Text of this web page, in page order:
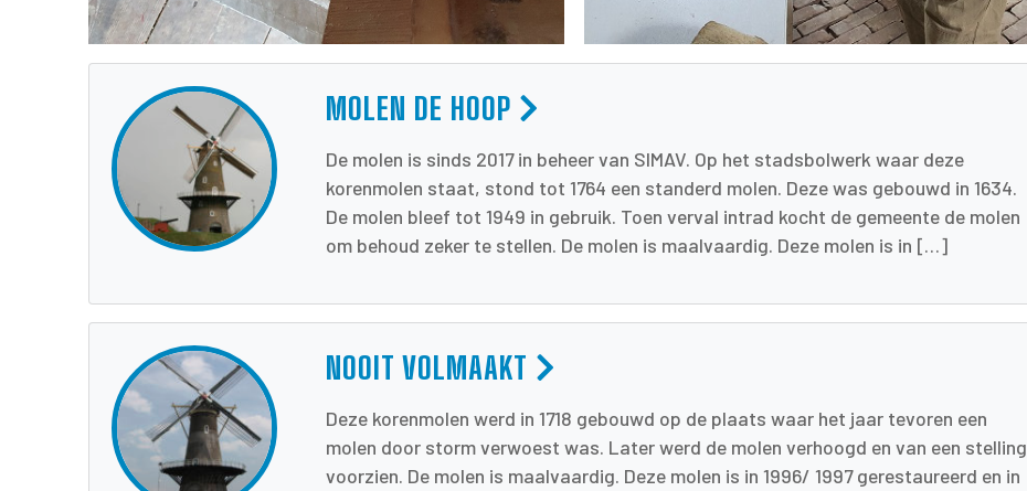
MOLEN DE HOOP
De molen is sinds 2017 in beheer van SIMAV. Op het stadsbolwerk waar deze
korenmolen staat, stond tot 1764 een standerd molen. Deze was gebouwd in 1634.
De molen bleef tot 1949 in gebruik. Toen verval intrad kocht de gemeente de molen
om behoud zeker te stellen. De molen is maalvaardig. Deze molen is in […]
NOOIT VOLMAAKT
Deze korenmolen werd in 1718 gebouwd op de plaats waar het jaar tevoren een
molen door storm verwoest was. Later werd de molen verhoogd en van een stelling
voorzien. De molen is maalvaardig. Deze molen is in 1996/ 1997 gerestaureerd en in